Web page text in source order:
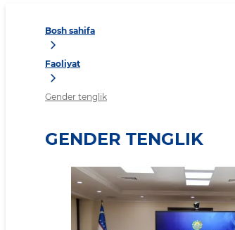
Bosh sahifa
Faoliyat
Gender tenglik
GENDER TENGLIK